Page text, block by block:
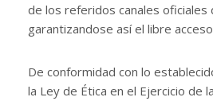
de los referidos canales oficiales
garantizandose así el libre
De conformidad con lo
la Ley de Ética en el Ejercicio de